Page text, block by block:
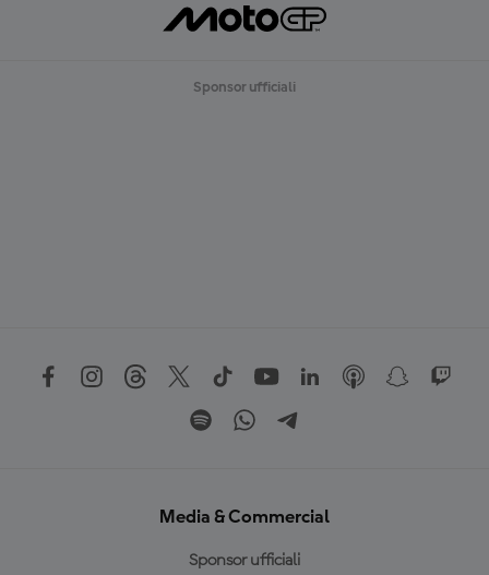
Sponsor ufficiali
Media & Commercial
Sponsor ufficiali